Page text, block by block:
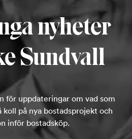
nyheter
Sundvall
för uppdateringar om vad som
koll på nya bostadsprojekt och
inför bostadsköp.